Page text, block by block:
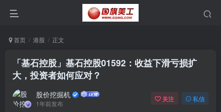
首页 港股 正文
「基石控股」基石控股01592：收益下滑亏损扩
大，投资者如何应对？
股价挖掘机
1年前发布
关注 私信